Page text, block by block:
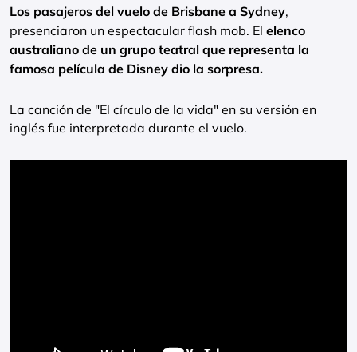
Los pasajeros del vuelo de Brisbane a Sydney,
presenciaron un espectacular flash mob. El elenco
australiano de un grupo teatral que representa la
famosa película de Disney dio la sorpresa.
La canción de "El círculo de la vida" en su versión en
inglés fue interpretada durante el vuelo.